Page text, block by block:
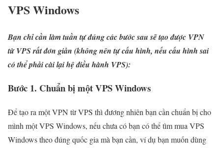
VPS Windows
Bạn chỉ cần làm tuần tự đúng các bước sau sẽ tạo được VPN
từ VPS rất đơn giản (không nên tự cấu hình, nếu cấu hình sai
có thể phải cài lại hệ điều hành VPS):
Bước 1. Chuẩn bị một VPS Windows
Để tạo ra một VPN từ VPS thì đương nhiên bạn cần chuẩn bị cho
mình một VPS Windows, nếu chưa có bạn có thể tìm mua VPS
Windows theo đúng quốc gia mà bạn cần, ví dụ bạn muốn dùng